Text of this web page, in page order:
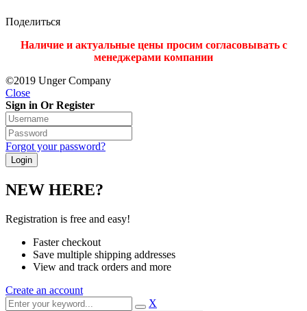
Поделиться
Наличие и актуальные цены просим согласовывать с
менеджерами компании
©2019 Unger Company
Close
Sign in Or Register
Forgot your password?
NEW HERE?
Registration is free and easy!
Faster checkout
Save multiple shipping addresses
View and track orders and more
Create an account
X